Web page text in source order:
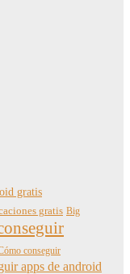
gratis
gratis Big
conseguir
apps de android